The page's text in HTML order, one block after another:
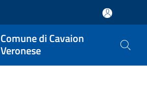
Comune di Cavaion
Veronese